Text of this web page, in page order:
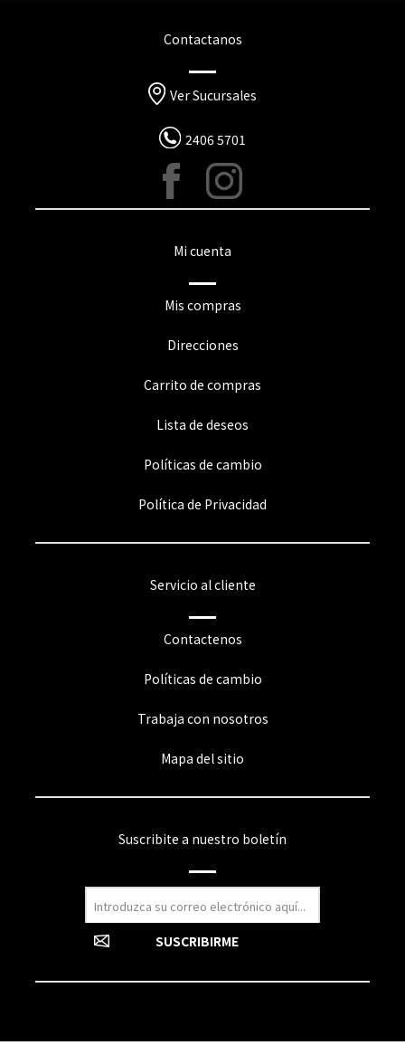
Contactanos
Ver Sucursales
2406 5701
Mi cuenta
Mis compras
Direcciones
Carrito de compras
Lista de deseos
Políticas de cambio
Política de Privacidad
Servicio al cliente
Contactenos
Políticas de cambio
Trabaja con nosotros
Mapa del sitio
Suscribite a nuestro boletín